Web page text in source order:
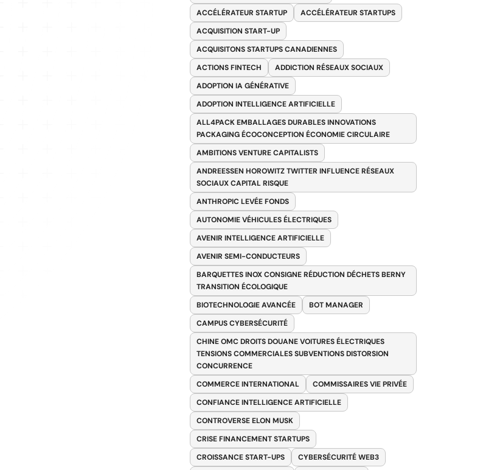
ACCÉLÉRATEUR STARTUP
ACCÉLÉRATEUR STARTUPS
ACQUISITION START-UP
ACQUISITONS STARTUPS CANADIENNES
ACTIONS FINTECH
ADDICTION RÉSEAUX SOCIAUX
ADOPTION IA GÉNÉRATIVE
ADOPTION INTELLIGENCE ARTIFICIELLE
ALL4PACK EMBALLAGES DURABLES INNOVATIONS
PACKAGING ÉCOCONCEPTION ÉCONOMIE CIRCULAIRE
AMBITIONS VENTURE CAPITALISTS
ANDREESSEN HOROWITZ TWITTER INFLUENCE RÉSEAUX
SOCIAUX CAPITAL RISQUE
ANTHROPIC LEVÉE FONDS
AUTONOMIE VÉHICULES ÉLECTRIQUES
AVENIR INTELLIGENCE ARTIFICIELLE
AVENIR SEMI-CONDUCTEURS
BARQUETTES INOX CONSIGNE RÉDUCTION DÉCHETS BERNY
TRANSITION ÉCOLOGIQUE
BIOTECHNOLOGIE AVANCÉE
BOT MANAGER
CAMPUS CYBERSÉCURITÉ
CHINE OMC DROITS DOUANE VOITURES ÉLECTRIQUES
TENSIONS COMMERCIALES SUBVENTIONS DISTORSION
CONCURRENCE
COMMERCE INTERNATIONAL
COMMISSAIRES VIE PRIVÉE
CONFIANCE INTELLIGENCE ARTIFICIELLE
CONTROVERSE ELON MUSK
CRISE FINANCEMENT STARTUPS
CROISSANCE START-UPS
CYBERSÉCURITÉ WEB3